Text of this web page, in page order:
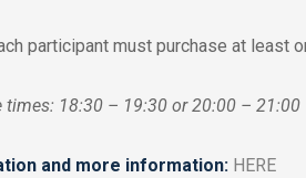
participant must purchase at least
times: 18:30 – 19:30 or 20:00 – 21:00
and more information: HERE